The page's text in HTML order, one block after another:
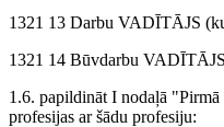
1321 13 Darbu VADĪTĀJS
1321 14 Būvdarbu
1.6. papildināt I nodaļā
profesijas ar šādu profesiju: